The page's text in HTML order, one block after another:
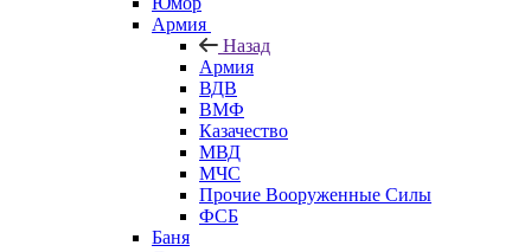
Армия
Назад
Армия
ВДВ
ВМФ
Казачество
МВД
МЧС
Прочие Вооруженные Силы
ФСБ
Баня